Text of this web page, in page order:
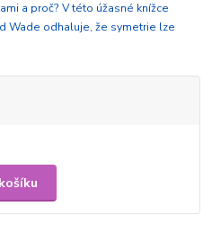
a proč? V této úžasné knížce
Wade odhaluje, že symetrie lze